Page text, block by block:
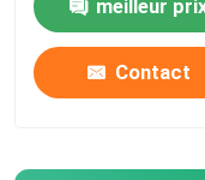
Machine de rock
Machine de
1000L meilleur
Contact